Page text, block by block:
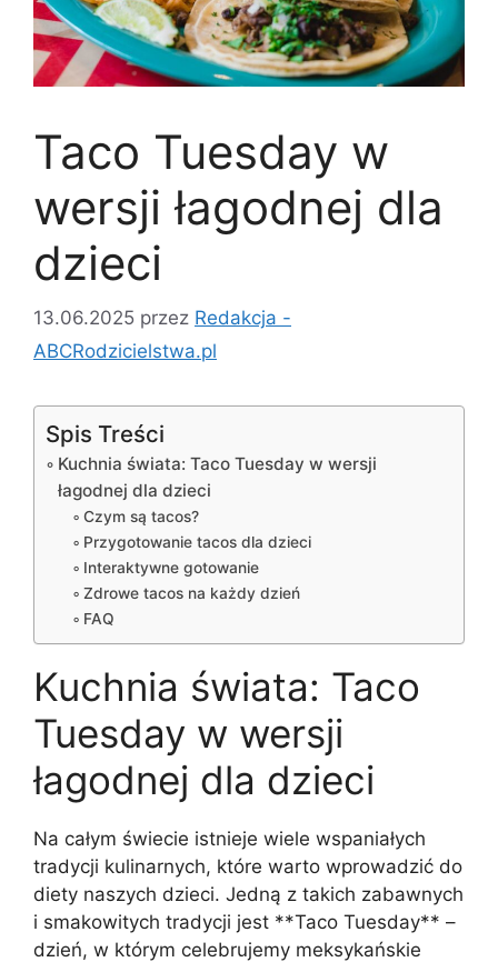
Taco Tuesday w
wersji łagodnej dla
dzieci
13.06.2025 przez Redakcja -
ABCRodzicielstwa.pl
Spis Treści
Kuchnia świata: Taco Tuesday w wersji
łagodnej dla dzieci
Czym są tacos?
Przygotowanie tacos dla dzieci
Interaktywne gotowanie
Zdrowe tacos na każdy dzień
FAQ
Kuchnia świata: Taco
Tuesday w wersji
łagodnej dla dzieci
Na całym świecie istnieje wiele wspaniałych
tradycji kulinarnych, które warto wprowadzić do
diety naszych dzieci. Jedną z takich zabawnych
i smakowitych tradycji jest **Taco Tuesday** –
dzień, w którym celebrujemy meksykańskie